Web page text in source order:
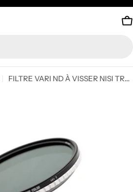
FILTRE VARI ND À VISSER NISI TRUE COLOR 82MM